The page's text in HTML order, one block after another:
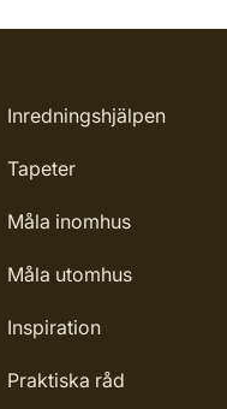
Inredningshjälpen
Tapeter
Måla inomhus
Måla utomhus
Inspiration
Praktiska råd